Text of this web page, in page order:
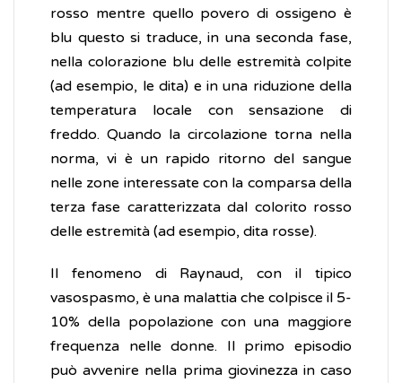
rosso mentre quello povero di ossigeno è
blu questo si traduce, in una seconda fase,
nella colorazione blu delle estremità colpite
(ad esempio, le dita) e in una riduzione della
temperatura locale con sensazione di
freddo. Quando la circolazione torna nella
norma, vi è un rapido ritorno del sangue
nelle zone interessate con la comparsa della
terza fase caratterizzata dal colorito rosso
delle estremità (ad esempio, dita rosse).
Il fenomeno di Raynaud, con il tipico
vasospasmo, è una malattia che colpisce il 5-
10% della popolazione con una maggiore
frequenza nelle donne. Il primo episodio
può avvenire nella prima giovinezza in caso